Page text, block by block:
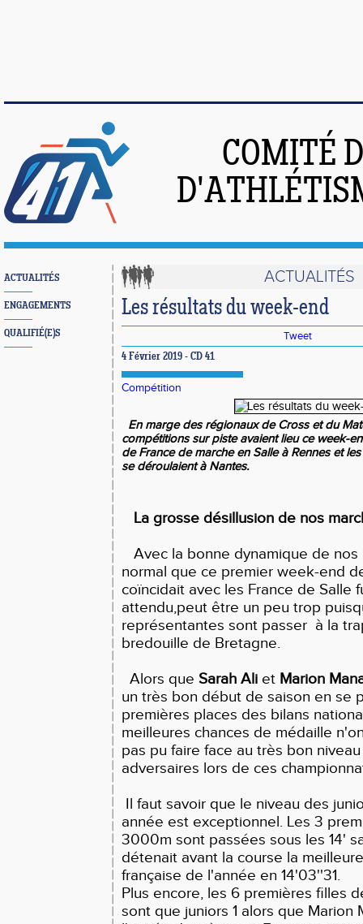
COMITÉ
ACTUALITÉS
ENGAGEMENTS
QUALIFIÉ(E)S
ACTUALITÉS
Les résultats du week-end
Tweet
4 Février 2019 - CD 41
Compétition
En marge des régionaux de Cross et du
compétitions sur piste avaient lieu ce week-
de France de marche en Salle à Rennes et
se déroulaient à Nantes.
La grosse désillusion de nos
Avec la bonne dynamique de nos
normal que ce premier week-end
coïncidait avec les France de Salle
attendu,peut être un peu trop
représentantes sont passer à la
bredouille de Bretagne.
Alors que Sarah Ali et Marion
un très bon début de saison en se
premières places des bilans
meilleures chances de médaille
pas pu faire face au très bon
adversaires lors de ces
Il faut savoir que le niveau des
année est exceptionnel. Les 3
3000m sont passées sous les 14'
détenait avant la course la
française de l'année en 14'03''31.
Plus encore, les 6 premières filles
sont que juniors 1 alors que Marion